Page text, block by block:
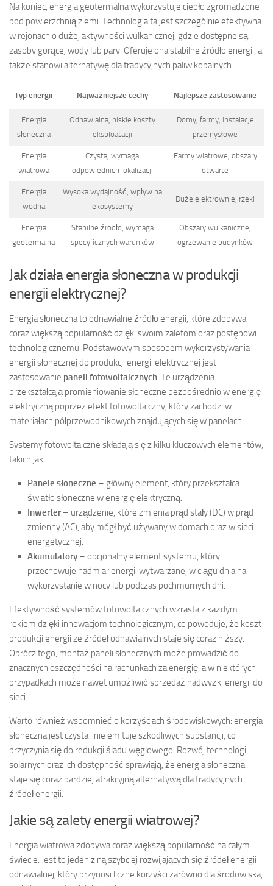
Na koniec, energia geotermalna wykorzystuje ciepło zgromadzone
pod powierzchnią ziemi. Technologia ta jest szczególnie efektywna
w rejonach o dużej aktywności wulkanicznej, gdzie dostępne są
zasoby gorącej wody lub pary. Oferuje ona stabilne źródło energii, a
także stanowi alternatywę dla tradycyjnych paliw kopalnych.
Typ energii Najważniejsze cechy Najlepsze zastosowanie
Energia
słoneczna
Odnawialna, niskie koszty
eksploatacji
Domy, farmy, instalacje
przemysłowe
Energia
wiatrowa
Czysta, wymaga
odpowiednich lokalizacji
Farmy wiatrowe, obszary
otwarte
Energia
wodna
Wysoka wydajność, wpływ na
ekosystemy
Duże elektrownie, rzeki
Energia
geotermalna
Stabilne źródło, wymaga
specyficznych warunków
Obszary wulkaniczne,
ogrzewanie budynków
Jak działa energia słoneczna w produkcji
energii elektrycznej?
Energia słoneczna to odnawialne źródło energii, które zdobywa
coraz większą popularność dzięki swoim zaletom oraz postępowi
technologicznemu. Podstawowym sposobem wykorzystywania
energii słonecznej do produkcji energii elektrycznej jest
zastosowanie paneli fotowoltaicznych. Te urządzenia
przekształcają promieniowanie słoneczne bezpośrednio w energię
elektryczną poprzez efekt fotowoltaiczny, który zachodzi w
materiałach półprzewodnikowych znajdujących się w panelach.
Systemy fotowoltaiczne składają się z kilku kluczowych elementów,
takich jak:
Panele słoneczne – główny element, który przekształca
światło słoneczne w energię elektryczną.
Inwerter– urządzenie, które zmienia prąd stały (DC) w prąd
zmienny (AC), aby mógł być używany w domach oraz w sieci
energetycznej.
Akumulatory – opcjonalny element systemu, który
przechowuje nadmiar energii wytwarzanej w ciągu dnia na
wykorzystanie w nocy lub podczas pochmurnych dni.
Efektywność systemów fotowoltaicznych wzrasta z każdym
rokiem dzięki innowacjom technologicznym, co powoduje, że koszt
produkcji energii ze źródeł odnawialnych staje się coraz niższy.
Oprócz tego, montaż paneli słonecznych może prowadzić do
znacznych oszczędności na rachunkach za energię, a w niektórych
przypadkach może nawet umożliwić sprzedaż nadwyżki energii do
sieci.
Warto również wspomnieć o korzyściach środowiskowych: energia
słoneczna jest czysta i nie emituje szkodliwych substancji, co
przyczynia się do redukcji śladu węglowego. Rozwój technologii
solarnych oraz ich dostępność sprawiają, że energia słoneczna
staje się coraz bardziej atrakcyjną alternatywą dla tradycyjnych
źródeł energii.
Jakie są zalety energii wiatrowej?
Energia wiatrowa zdobywa coraz większą popularność na całym
świecie. Jest to jeden z najszybciej rozwijających się źródeł energii
odnawialnej, który przynosi liczne korzyści zarówno dla środowiska,